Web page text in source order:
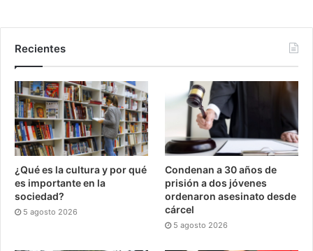
Recientes
¿Qué es la cultura y por qué
es importante en la
sociedad?
5 agosto 2026
Condenan a 30 años de
prisión a dos jóvenes
ordenaron asesinato desde
cárcel
5 agosto 2026